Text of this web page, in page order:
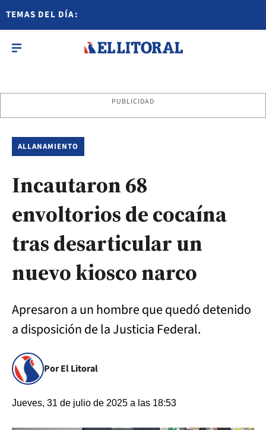
TEMAS DEL DÍA:
PUBLICIDAD
ALLANAMIENTO
Incautaron 68
envoltorios de cocaína
tras desarticular un
nuevo kiosco narco
Apresaron a un hombre que quedó detenido
a disposición de la Justicia Federal.
Por El Litoral
Jueves, 31 de julio de 2025 a las 18:53